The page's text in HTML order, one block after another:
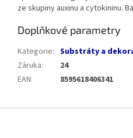
ze skupiny auxinu a cytokininu.
Doplňkové parametry
Kategorie: Substráty a
Záruka:
24
EAN: 8595618406341